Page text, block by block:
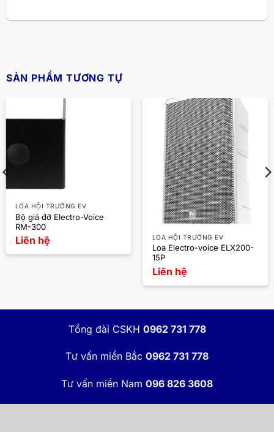
SẢN PHẨM TƯƠNG TỰ
LOA HỘI TRƯỜNG EV
Bộ giá đỡ Electro-Voice
RM-300
Liên hệ LOA HỘI TRƯỜNG EV
Loa Electro-voice ELX200-
15P
Liên hệ
Tổng đài CSKH 0962 731 778
Tư vấn miền Bắc 0962 731 778
Tư vấn miền Nam 096 826 3608